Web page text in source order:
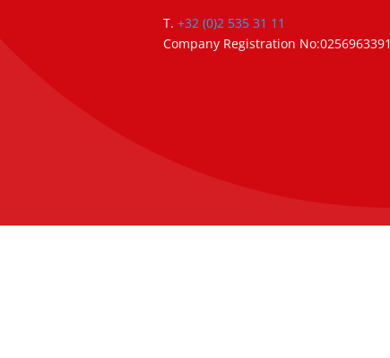
T. +32 (0)2 535 31 11
Company Registration No:0256963391